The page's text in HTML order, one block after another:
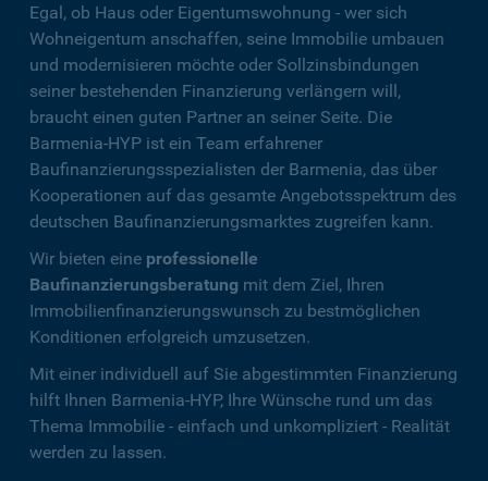
Egal, ob Haus oder Eigentumswohnung - wer sich
Wohneigentum anschaffen, seine Immobilie umbauen
und modernisieren möchte oder Sollzinsbindungen
seiner bestehenden Finanzierung verlängern will,
braucht einen guten Partner an seiner Seite. Die
Barmenia-HYP ist ein Team erfahrener
Baufinanzierungsspezialisten der Barmenia, das über
Kooperationen auf das gesamte Angebotsspektrum des
deutschen Baufinanzierungsmarktes zugreifen kann.
Wir bieten eine professionelle
Baufinanzierungsberatung mit dem Ziel, Ihren
Immobilienfinanzierungswunsch zu bestmöglichen
Konditionen erfolgreich umzusetzen.
Mit einer individuell auf Sie abgestimmten Finanzierung
hilft Ihnen Barmenia-HYP, Ihre Wünsche rund um das
Thema Immobilie - einfach und unkompliziert - Realität
werden zu lassen.